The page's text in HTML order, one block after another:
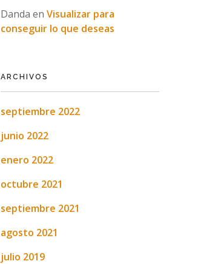
Danda en Visualizar para
conseguir lo que deseas
ARCHIVOS
septiembre 2022
junio 2022
enero 2022
octubre 2021
septiembre 2021
agosto 2021
julio 2019